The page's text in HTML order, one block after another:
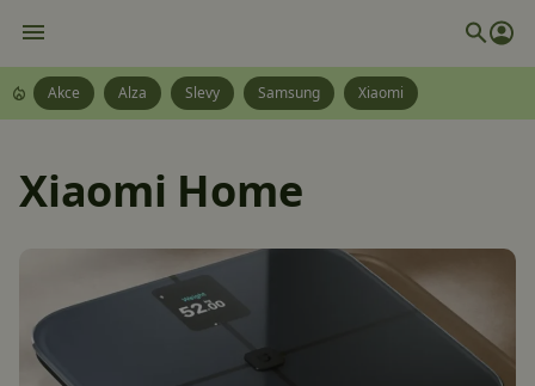
Akce Alza Slevy Samsung Xiaomi
Xiaomi Home